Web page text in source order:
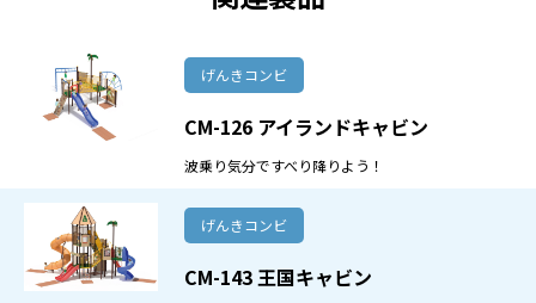
げんきコンビ
CM-126 アイランドキャビン
波乗り気分ですべり降りよう！
げんきコンビ
CM-143 王国キャビン